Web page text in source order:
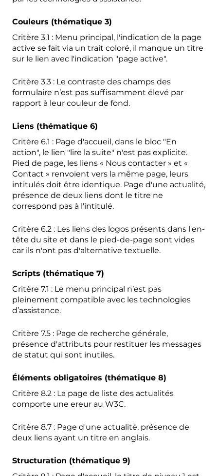
Couleurs (thématique 3)
Critère 3.1 : Menu principal, l'indication de la page
active se fait via un trait coloré, il manque un titre
sur le lien avec l'indication "page active".
Critère 3.3 : Le contraste des champs des
formulaire n’est pas suffisamment élevé par
rapport à leur couleur de fond.
Liens (thématique 6)
Critère 6.1 : Page d'accueil, dans le bloc "En
action", le lien "lire la suite" n'est pas explicite.
Pied de page, les liens « Nous contacter » et «
Contact » renvoient vers la même page, leurs
intitulés doit être identique. Page d'une actualité,
présence de deux liens dont le titre ne
correspond pas à l'intitulé.
Critère 6.2 : Les liens des logos présents dans l'en-
tête du site et dans le pied-de-page sont vides
car ils n'ont pas d'alternative textuelle.
Scripts (thématique 7)
Critère 7.1 : Le menu principal n’est pas
pleinement compatible avec les technologies
d’assistance.
Critère 7.5 : Page de recherche générale,
présence d'attributs pour restituer les messages
de statut qui sont inutiles.
Éléments obligatoires (thématique 8)
Critère 8.2 : La page de liste des actualités
comporte une ereur au W3C.
Critère 8.7 : Page d'une actualité, présence de
deux liens ayant un titre en anglais.
Structuration (thématique 9)